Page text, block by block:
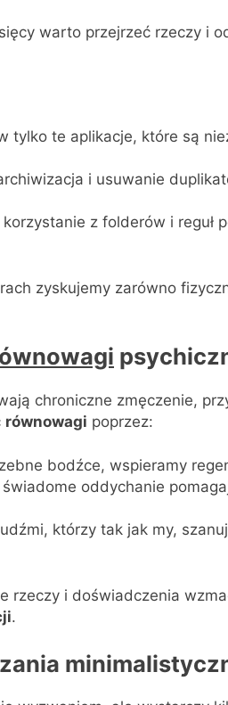
warto przejrzeć rzeczy i
tylko te aplikacje, które są
i usuwanie
z folderów i reguł
zyskujemy zarówno
chroniczne zmęczenie,
równowagi poprzez:
bodźce, wspieramy
oddychanie
którzy tak jak my,
rzeczy i doświadczenia
.